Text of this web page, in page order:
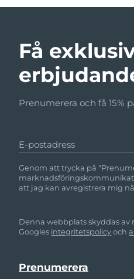
Få
Prenumerera och få 15%
E-postadress
Genom att trycka på
att jag kan avregistrera mig
Denna webbplats skyddas av
Googles integritetspolicyoch